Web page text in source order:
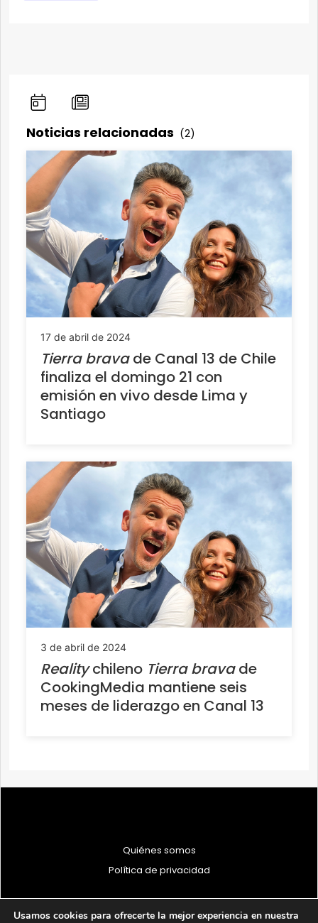
Noticias relacionadas (2)
17 de abril de 2024
Tierra bravade Canal 13 de Chile
finaliza el domingo 21 con
emisión en vivo desde Lima y
Santiago
3 de abril de 2024
Realitychileno Tierra bravade
CookingMedia mantiene seis
meses de liderazgo en Canal 13
Quiénes somos
Política de privacidad
Usamos cookies para ofrecerte la mejor experiencia en nuestra